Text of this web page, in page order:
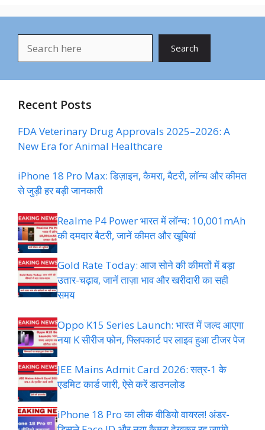
Search
Recent Posts
FDA Veterinary Drug Approvals 2025–2026: A
New Era for Animal Healthcare
iPhone 18 Pro Max: डिज़ाइन, कैमरा, बैटरी, लॉन्च और कीमत
से जुड़ी हर बड़ी जानकारी
Realme P4 Power भारत में लॉन्च: 10,001mAh
की दमदार बैटरी, जानें कीमत और खूबियां
Gold Rate Today: आज सोने की कीमतों में बड़ा
उतार-चढ़ाव, जानें ताज़ा भाव और खरीदारी का सही
समय
Oppo K15 Series Launch: भारत में जल्द आएगा
नया K सीरीज फोन, फ्लिपकार्ट पर लाइव हुआ टीजर पेज
JEE Mains Admit Card 2026: सत्र-1 के
एडमिट कार्ड जारी, ऐसे करें डाउनलोड
iPhone 18 Pro का लीक वीडियो वायरल! अंडर-